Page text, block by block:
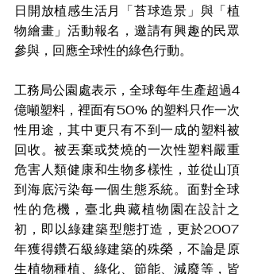
日開放植感生活月「苔球造景」與「植
物繪畫」活動報名，邀請有興趣的民眾
參與，回應全球性的綠色行動。
工務局公園處表示，全球每年生產超過4
億噸塑料，裡面有50% 的塑料只作一次
性用途，其中更只有不到一成的塑料被
回收。被丟棄或焚燒的一次性塑料嚴重
危害人類健康和生物多樣性，並從山頂
到海底污染每一個生態系統。面對全球
性的危機，臺北典藏植物園在設計之
初，即以綠建築型態打造，更於2007
年獲得鑽石級綠建築的殊榮，不論是原
生植物種植、綠化、節能、減廢等，皆